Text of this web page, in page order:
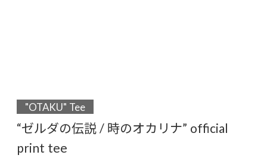
"OTAKU" Tee
“ゼルダの伝説 / 時のオカリナ” official
print tee